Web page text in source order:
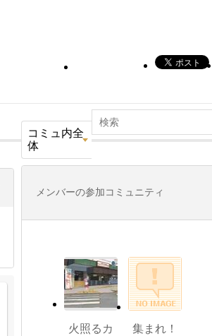
コミュ内全
体
メンバーの参加コミュニティ
火照るカ
集まれ！